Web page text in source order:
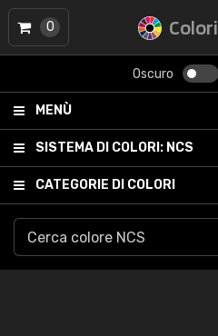
Colori
Oscuro
MENÙ
SISTEMA DI COLORI: NCS
CATEGORIE DI COLORI
0